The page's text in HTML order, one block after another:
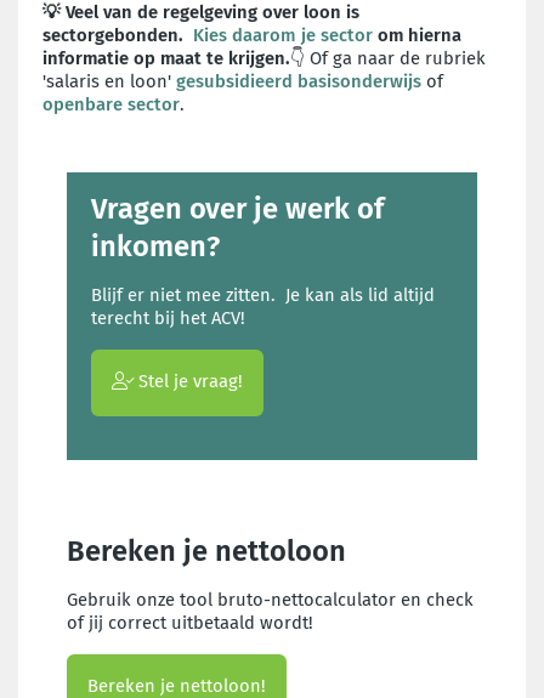
💡 Veel van de regelgeving over loon is
sectorgebonden. Kies daarom je sector om hierna
informatie op maat te krijgen.👇 Of ga naar de rubriek
'salaris en loon' gesubsidieerd basisonderwijs of
openbare sector.
Vragen over je werk of
inkomen?
Blijf er niet mee zitten. Je kan als lid altijd
terecht bij het ACV!
Stel je vraag!
Bereken je nettoloon
Gebruik onze tool bruto-nettocalculator en check
of jij correct uitbetaald wordt!
Bereken je nettoloon!